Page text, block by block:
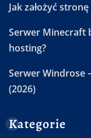
Jak założyć
Serwer Minecraft
hosting?
Serwer Windrose
(2026)
Kategorie